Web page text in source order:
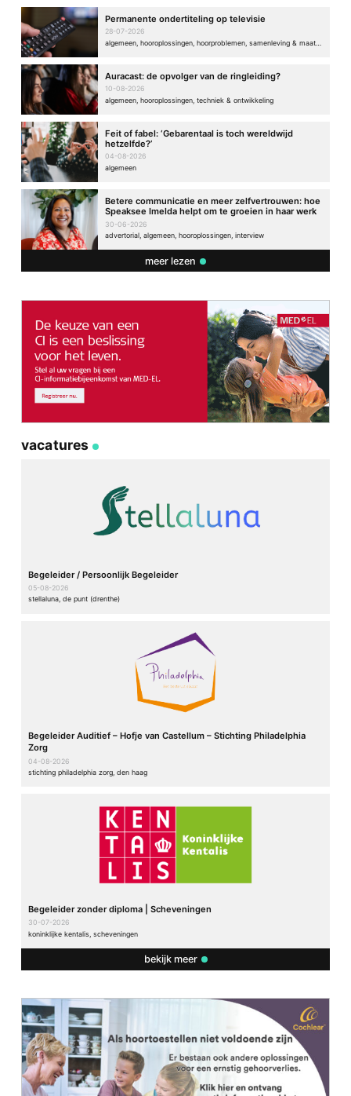
Permanente ondertiteling op televisie
28-07-2026
Auracast: de opvolger van de ringleiding?
10-08-2026
algemeen, hooroplossingen, techniek & ontwikkeling
Feit of fabel: ‘Gebarentaal is toch wereldwijd
hetzelfde?’
04-08-2026
algemeen
Betere communicatie en meer zelfvertrouwen: hoe
Speaksee Imelda helpt om te groeien in haar werk
30-06-2026
advertorial, algemeen, hooroplossingen, interview
meer lezen
vacatures
Begeleider / Persoonlijk Begeleider
05-08-2026
stellaluna, de punt (drenthe)
Begeleider Auditief – Hofje van Castellum – Stichting Philadelphia
Zorg
04-08-2026
stichting philadelphia zorg, den haag
Begeleider zonder diploma | Scheveningen
30-07-2026
koninklijke kentalis, scheveningen
bekijk meer